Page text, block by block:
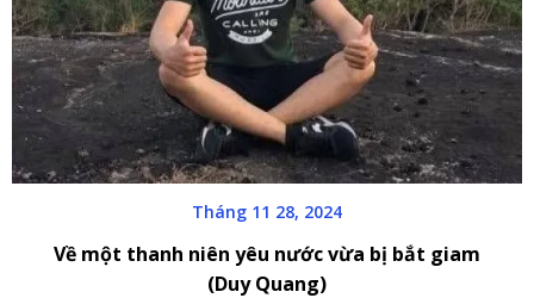
Tháng 11 28, 2024
Về một thanh niên yêu nước vừa bị bắt giam
(Duy Quang)